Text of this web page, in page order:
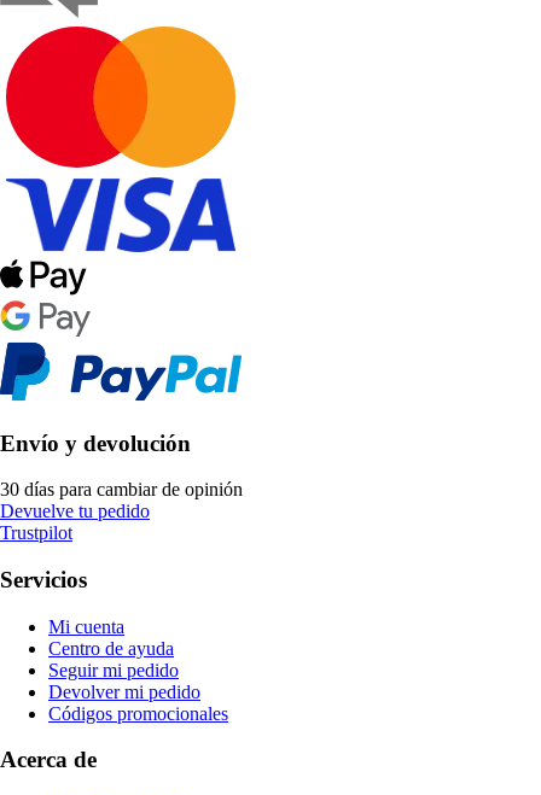
Envío y devolución
30 días para cambiar de opinión
Devuelve tu pedido
Trustpilot
Servicios
Mi cuenta
Centro de ayuda
Seguir mi pedido
Devolver mi pedido
Códigos promocionales
Acerca de